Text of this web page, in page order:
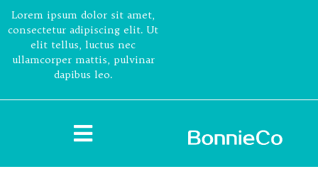
Lorem ipsum dolor sit amet,
consectetur adipiscing elit. Ut
elit tellus, luctus nec
ullamcorper mattis, pulvinar
dapibus leo.